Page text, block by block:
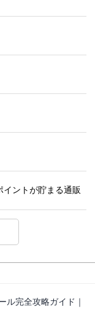
ントが貯まる通販
ル完全攻略ガイド｜